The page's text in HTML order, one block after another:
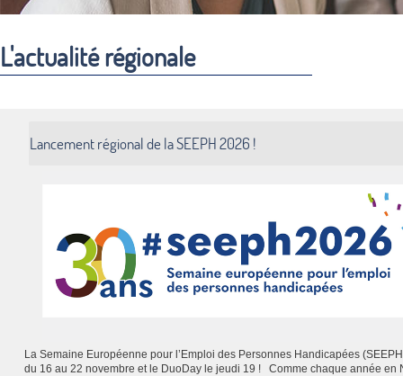
L'actualité régionale
Lancement régional de la SEEPH 2026 !
La Semaine Européenne pour l’Emploi des Personnes Handicapées
du 16 au 22 novembre et le DuoDay le jeudi 19 ! Comme chaque année en